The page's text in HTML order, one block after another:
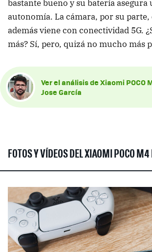
bastante bueno y su batería asegura
autonomía. La cámara, por su
además viene con conectividad 5G.
más? Sí, pero, quizá no mucho más
Ver el análisis de Xiaomi POCO
Jose García
FOTOS Y VÍDEOS DEL XIAOMI POCO M4